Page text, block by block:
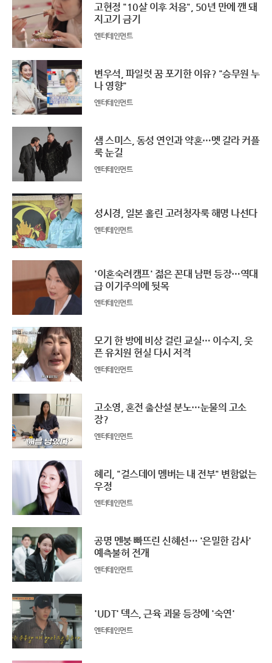
고현정 "10살 이후 처음", 50년 만에 깬 돼
지고기 금기
엔터테인먼트
변우석, 파일럿 꿈 포기한 이유? "승무원 누
나 영향"
엔터테인먼트
샘 스미스, 동성 연인과 약혼…멧 갈라 커플
룩 눈길
엔터테인먼트
성시경, 일본 홀린 고려청자룩 해명 나선다
엔터테인먼트
'이혼숙려캠프' 젊은 꼰대 남편 등장…역대
급 이기주의에 뒷목
엔터테인먼트
모기 한 방에 비상 걸린 교실… 이수지, 웃
픈 유치원 현실 다시 저격
엔터테인먼트
고소영, 혼전 출산설 분노…눈물의 고소
장?
엔터테인먼트
혜리, "걸스데이 멤버는 내 전부" 변함없는
우정
엔터테인먼트
공명 멘붕 빠뜨린 신혜선… '은밀한 감사'
예측불허 전개
엔터테인먼트
'UDT' 덱스, 근육 괴물 등장에 '숙연'
엔터테인먼트